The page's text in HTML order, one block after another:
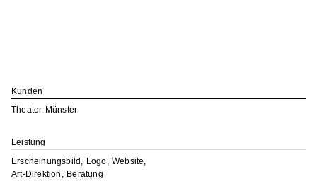
Kunden
Theater Münster
Leistung
Erscheinungsbild, Logo, Website,
Art-Direktion, Beratung